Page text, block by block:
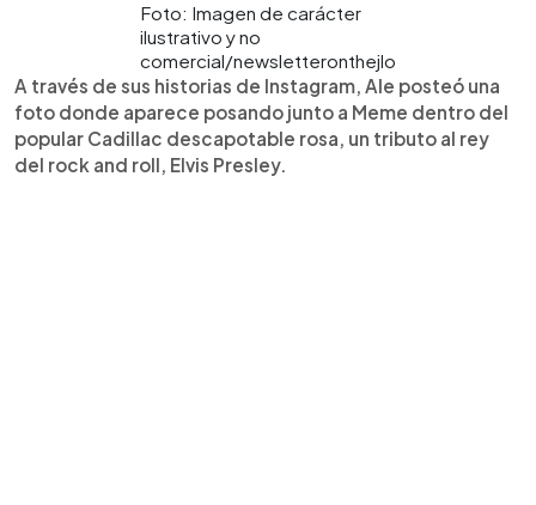
Foto: Imagen de carácter
ilustrativo y no
comercial/newsletteronthejlo
A través de sus historias de Instagram, Ale posteó una
foto donde aparece posando junto a Meme dentro del
popular Cadillac descapotable rosa, un tributo al rey
del rock and roll, Elvis Presley.